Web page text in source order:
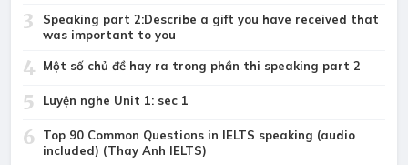
3
Speaking part 2:Describe a gift you have received that
was important to you
4 Một số chủ đề hay ra trong phần thi speaking part 2
5 Luyện nghe Unit 1: sec 1
6
Top 90 Common Questions in IELTS speaking (audio
included) (Thay Anh IELTS)